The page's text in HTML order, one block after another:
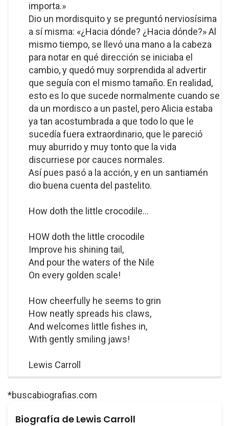
importa.»
Dio un mordisquito y se preguntó nerviosísima
a sí misma: «¿Hacia dónde? ¿Hacia dónde?» Al
mismo tiempo, se llevó una mano a la cabeza
para notar en qué dirección se iniciaba el
cambio, y quedó muy sorprendida al advertir
que seguía con el mismo tamaño. En realidad,
esto es lo que sucede normalmente cuando se
da un mordisco a un pastel, pero Alicia estaba
ya tan acostumbrada a que todo lo que le
sucedía fuera extraordinario, que le pareció
muy aburrido y muy tonto que la vida
discurriese por cauces normales.
Así pues pasó a la acción, y en un santiamén
dio buena cuenta del pastelito.
How doth the little crocodile...
HOW doth the little crocodile
Improve his shining tail,
And pour the waters of the Nile
On every golden scale!
How cheerfully he seems to grin
How neatly spreads his claws,
And welcomes little fishes in,
With gently smiling jaws!
Lewis Carroll
*buscabiografias.com
Biografía de Lewis Carroll